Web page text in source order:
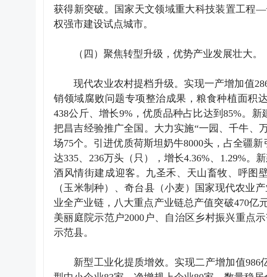
获得新突破。国家天文领域重大科技装置工程—
权强市建设试点城市。
（四）聚焦转型升级，优势产业发展壮大。
现代农业农村提档升级。实现一产增加值
销领域腐败问题专项整治成果，粮食种植面积
438公斤、增长9% ，优质品种占比达到85%。新
把昌吉经验推广全国。大力实施“一园、千牛、
场75个。引进优质荷斯坦奶牛8000头，占全疆新
达335、 236万头（只），增长4.36%、 1.29%。
酒风情街建成迎客。九圣禾、天山畜牧、呼图
（玉米制种）、奇台县（小麦）国家现代农业
业全产业链，八大重点产业链总产值突破470亿
美丽庭院示范户2000 户、自治区乡村振兴重点
示范县。
新型工业化提质增效。实现二产增加值986